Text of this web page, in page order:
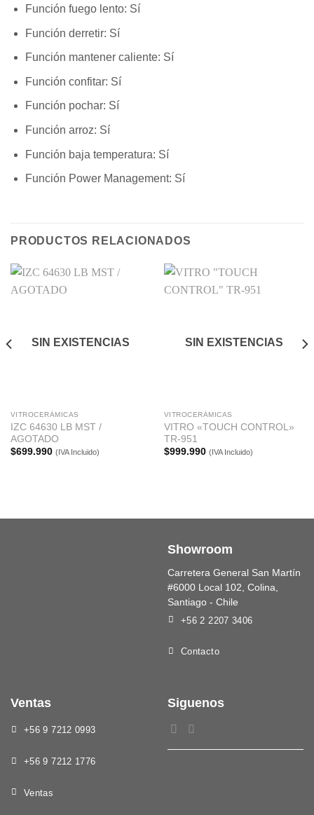
Función fuego lento: Sí
Función derretir: Sí
Función mantener caliente: Sí
Función confitar: Sí
Función pochar: Sí
Función arroz: Sí
Función baja temperatura: Sí
Función Power Management: Sí
PRODUCTOS RELACIONADOS
SIN EXISTENCIAS
VITROCERÁMICAS
IZC 64630 LB MST /
AGOTADO
$699.990 (IVA Incluido)
SIN EXISTENCIAS
VITROCERÁMICAS
VITRO «TOUCH CONTROL»
TR-951
$999.990 (IVA Incluido)
Showroom
Carretera General San Martín
#6000 Local 102, Colina,
Santiago - Chile
+56 2 2207 3406
Contacto
Ventas
+56 9 7212 0993
+56 9 7212 1776
Ventas
Siguenos